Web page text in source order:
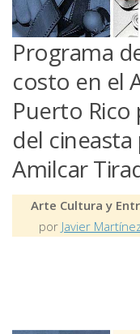
Programa
costo en el
Puerto Rico
del
Amilcar
Arte Cultura y
por Javier